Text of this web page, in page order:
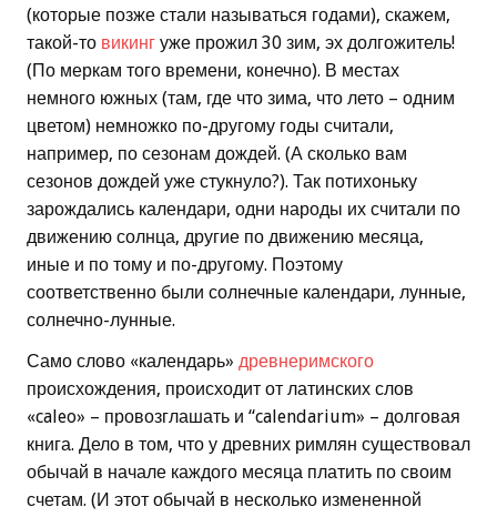
(которые позже стали называться годами), скажем,
такой-то викинг уже прожил 30 зим, эх долгожитель!
(По меркам того времени, конечно). В местах
немного южных (там, где что зима, что лето – одним
цветом) немножко по-другому годы считали,
например, по сезонам дождей. (А сколько вам
сезонов дождей уже стукнуло?). Так потихоньку
зарождались календари, одни народы их считали по
движению солнца, другие по движению месяца,
иные и по тому и по-другому. Поэтому
соответственно были солнечные календари, лунные,
солнечно-лунные.
Само слово «календарь» древнеримского
происхождения, происходит от латинских слов
«caleo» – провозглашать и “calendarium» – долговая
книга. Дело в том, что у древних римлян существовал
обычай в начале каждого месяца платить по своим
счетам. (И этот обычай в несколько измененной